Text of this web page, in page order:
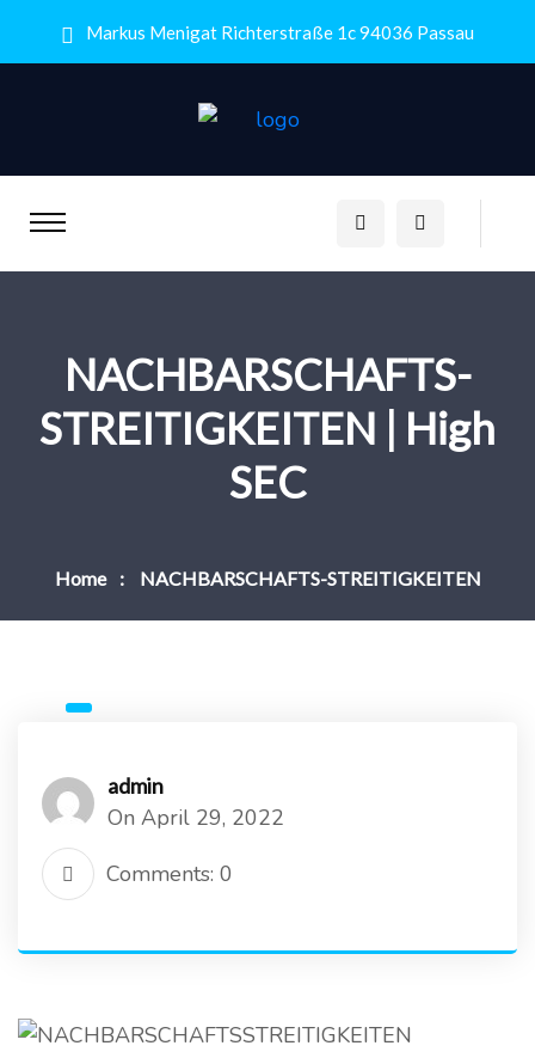
Markus Menigat Richterstraße 1c 94036 Passau
NACHBARSCHAFTS-
STREITIGKEITEN | High
SEC
Home NACHBARSCHAFTS-STREITIGKEITEN
admin
On April 29, 2022
Comments: 0